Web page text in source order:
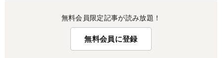
無料会員限定記事が読み放題！
無料会員に登録